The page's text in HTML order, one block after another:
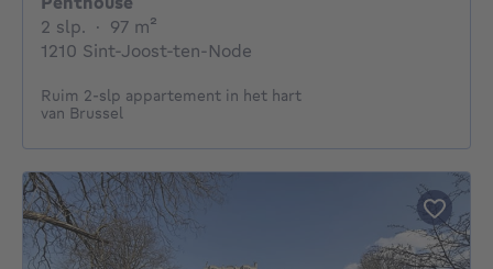
2 slp. 2 slaapkamers
· 97 m²
1210 Sint-Joost-ten-Node
Ruim 2-slp appartement in het hart
van Brussel